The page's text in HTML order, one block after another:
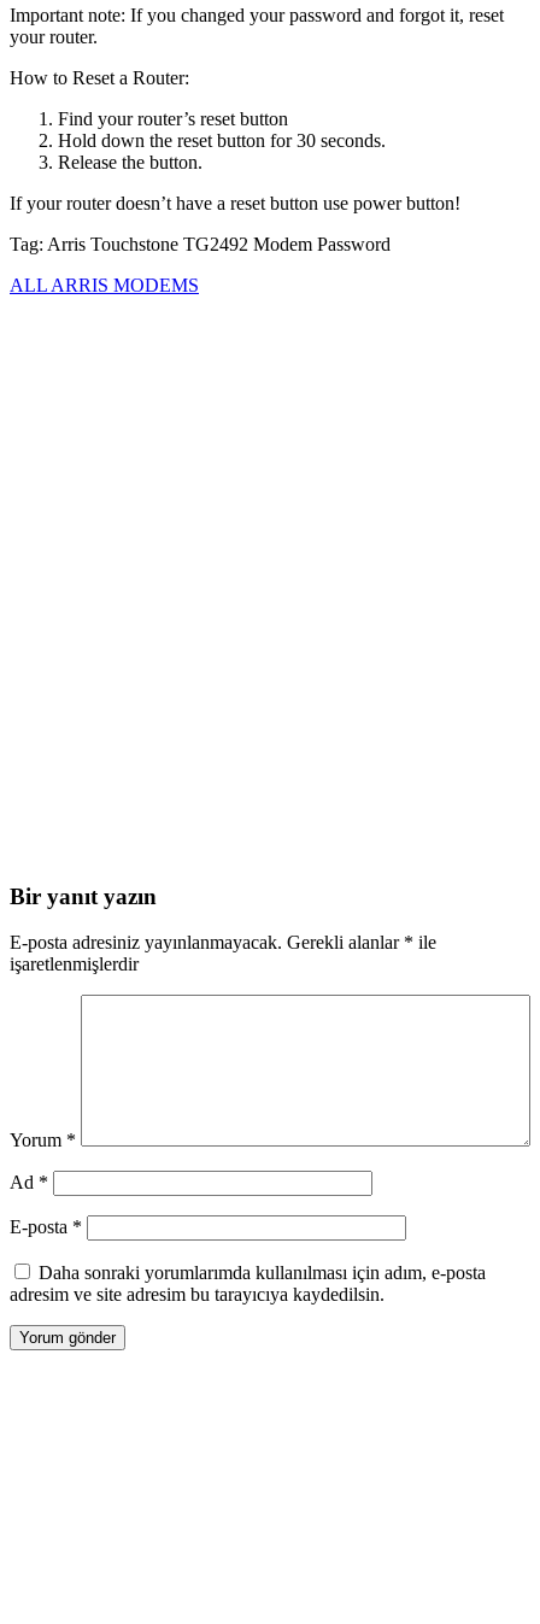
Important note: If you changed your password and forgot it, reset
your router.
How to Reset a Router:
Find your router’s reset button
Hold down the reset button for 30 seconds.
Release the button.
If your router doesn’t have a reset button use power button!
Tag: Arris Touchstone TG2492 Modem Password
ALL ARRIS MODEMS
Bir yanıt yazın
E-posta adresiniz yayınlanmayacak. Gerekli alanlar * ile
işaretlenmişlerdir
Yorum *
Ad *
E-posta *
Daha sonraki yorumlarımda kullanılması için adım, e-posta
adresim ve site adresim bu tarayıcıya kaydedilsin.